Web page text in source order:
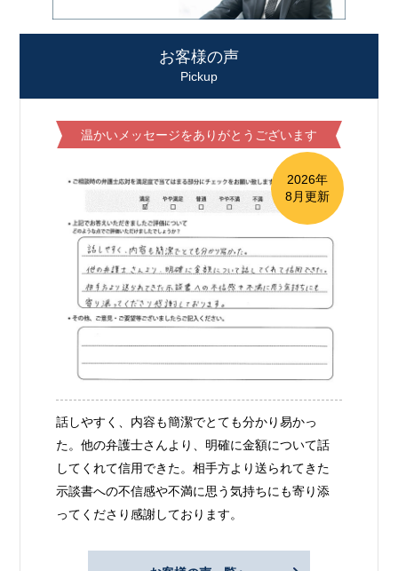
お客様の声
Pickup
温かいメッセージをありがとうございます
2026年
8月更新
話しやすく、内容も簡潔でとても分かり易かっ
た。他の弁護士さんより、明確に金額について話
してくれて信用できた。相手方より送られてきた
示談書への不信感や不満に思う気持ちにも寄り添
ってくださり感謝しております。